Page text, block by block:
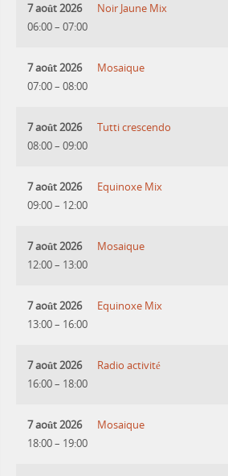
7 août 2026
06:00– 07:00
Noir Jaune Mix
7 août 2026
07:00– 08:00
Mosaique
7 août 2026
08:00– 09:00
Tutti crescendo
7 août 2026
09:00– 12:00
Equinoxe Mix
7 août 2026
12:00– 13:00
Mosaique
7 août 2026
13:00– 16:00
Equinoxe Mix
7 août 2026
16:00– 18:00
Radio activité
7 août 2026
18:00– 19:00
Mosaique